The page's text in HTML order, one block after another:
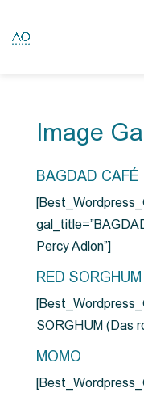
Image
BAGDAD CAFÉ
Percy Adlon”]
RED
SORGHUM (Das
MOMO